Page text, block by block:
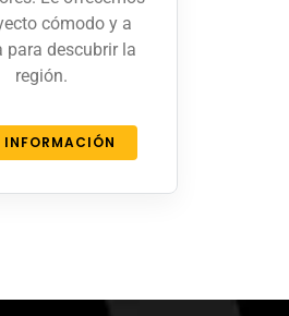
cómodo y a
para descubrir la
región.
INFORMACIÓN